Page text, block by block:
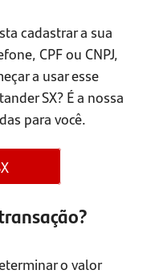
cadastrar a sua
CPF ou CNPJ,
a usar esse
SX? É a nossa
para você.
o valor